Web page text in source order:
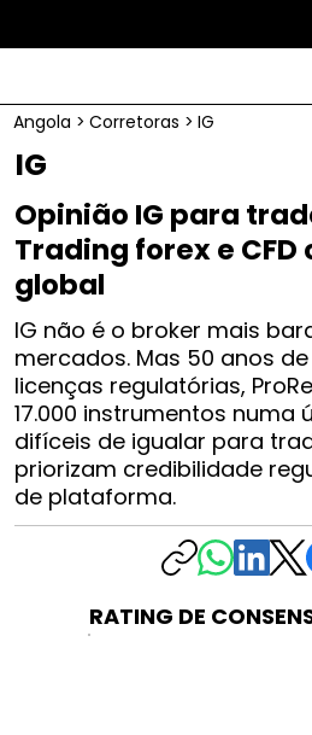
Angola > Corretoras > IG
IG
Opinião IG para
Trading forex e
global
IG não é o broker mais
mercados. Mas 50 anos de
licenças regulatórias,
17.000 instrumentos numa
difíceis de igualar para
priorizam credibilidade
de plataforma.
RATING DE